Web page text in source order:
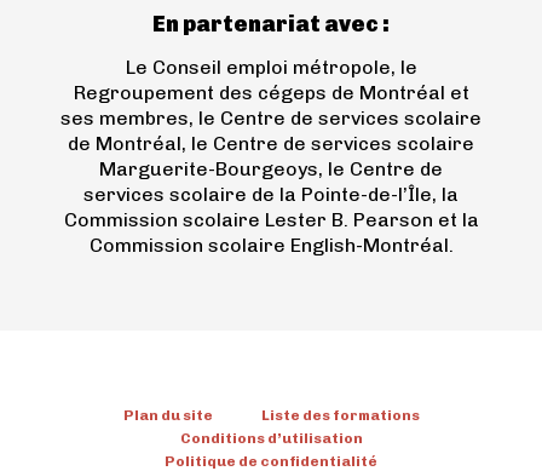
En partenariat avec :
Le Conseil emploi métropole, le
Regroupement des cégeps de Montréal et
ses membres, le Centre de services scolaire
de Montréal, le Centre de services scolaire
Marguerite-Bourgeoys, le Centre de
services scolaire de la Pointe-de-l’Île, la
Commission scolaire Lester B. Pearson et la
Commission scolaire English-Montréal.
Plan du site
Liste des formations
Conditions d’utilisation
Politique de confidentialité